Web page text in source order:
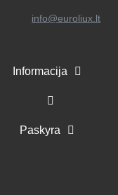
info@euroliux.lt
Informacija
Paskyra